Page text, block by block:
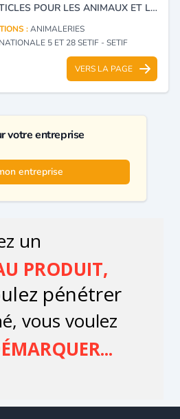
IMPORTATION DES ARTICLES POUR LES ANIMAUX ET LES JARDINS CAGE.
:ANIMALERIES
5 ET 28 SETIF - SETIF
VERS LA PAGE
votre entreprise
entreprise